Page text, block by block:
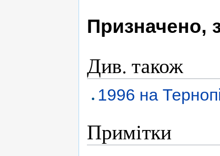
Призначено,
Див. також
1996 на
Примітки